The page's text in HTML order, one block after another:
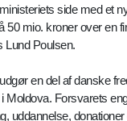
side med et
mio. kroner over en
Lund Poulsen.
en del af danske
Moldova. Forsvarets
uddannelse,